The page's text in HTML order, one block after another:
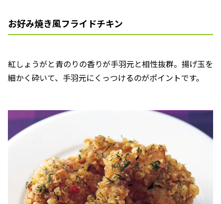
お好み焼き風フライドチキン
紅しょうがと青のりの香りが手羽元と相性抜群。揚げ玉を
細かく砕いて、手羽元にくっつけるのがポイントです。